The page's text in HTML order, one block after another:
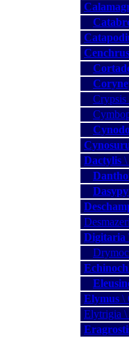
Cenchrus
Crypsis
Dactylis \
Digitaria
Elymus \
Elytrigia \